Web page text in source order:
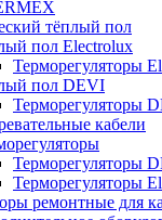
тёплый пол
пол Electrolux
Терморегуляторы
пол DEVI
Терморегуляторы
кабели
Терморегуляторы
Терморегуляторы
ремонтные для